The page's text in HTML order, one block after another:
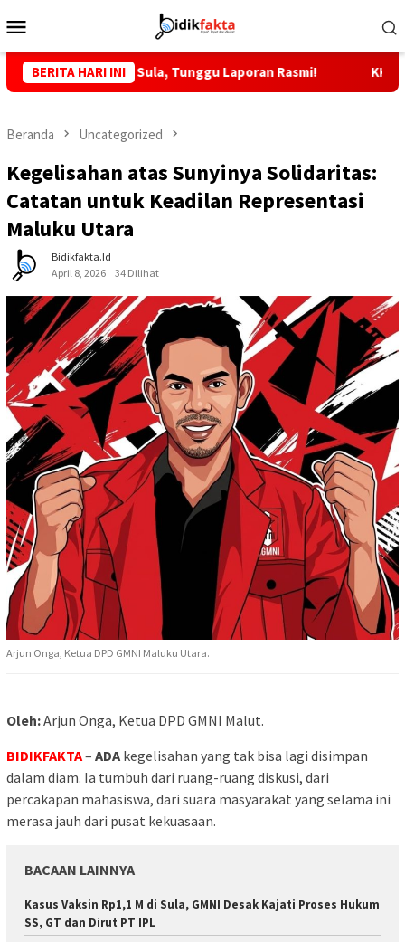
ke
Mobile
BERITA HARI INI
Sula, Tunggu Laporan Rasmi! KKLI STAI
Beranda Uncategorized
Kegelisahan atas Sunyinya Solidaritas:
Catatan untuk Keadilan Representasi
Maluku Utara
Bidikfakta.id
April 8, 2026
34 Dilihat
Arjun Onga, Ketua DPD GMNI Maluku Utara.
Oleh:Arjun Onga, Ketua DPD GMNI Malut.
BIDIKFAKTA– ADA kegelisahan yang tak bisa lagi disimpan
dalam diam. Ia tumbuh dari ruang-ruang diskusi, dari
percakapan mahasiswa, dari suara masyarakat yang selama ini
merasa jauh dari pusat kekuasaan.
BACAAN LAINNYA
Kasus Vaksin Rp1,1 M di Sula, GMNI Desak Kajati Proses Hukum
SS, GT dan Dirut PT IPL